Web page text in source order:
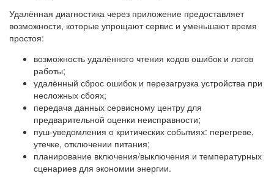
Удалённая диагностика через приложение предоставляет
возможности, которые упрощают сервис и уменьшают время
простоя:
возможность удалённого чтения кодов ошибок и логов
работы;
удалённый сброс ошибок и перезагрузка устройства при
несложных сбоях;
передача данных сервисному центру для
предварительной оценки неисправности;
пуш‑уведомления о критических событиях: перегреве,
утечке, отключении питания;
планирование включения/выключения и температурных
сценариев для экономии энергии.